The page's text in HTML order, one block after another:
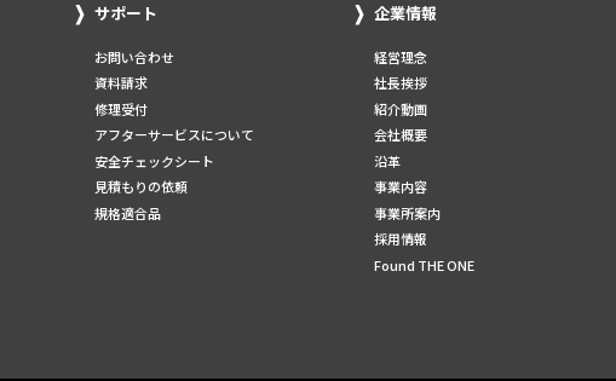
サポート
お問い合わせ
資料請求
修理受付
アフターサービスについて
安全チェックシート
見積もりの依頼
規格適合品
企業情報
経営理念
社長挨拶
紹介動画
会社概要
沿革
事業内容
事業所案内
採用情報
Found THE ONE